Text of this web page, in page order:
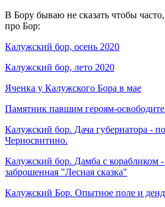
В Бору бываю не сказать чтобы
про Бор:
Калужский бор, осень 2020
Калужский бор, лето 2020
Яченка у Калужского Бора в мае
Памятник павшим героям-
Калужский бор. Дача губернатора -
Черносвитино.
Калужский бор. Дамба с корабликом
заброшенная "Лесная сказка"
Калужский Бор. Опытное поле и